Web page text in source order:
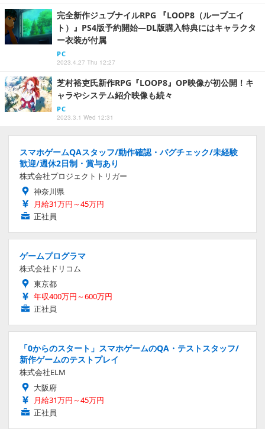
完全新作ジュブナイルRPG 『LOOP8（ループエイ
ト）』PS4版予約開始―DL版購入特典にはキャラクタ
ー衣装が付属
PC
2023.4.27 Thu 12:27
芝村裕吏氏新作RPG『LOOP8』OP映像が初公開！キ
ャラやシステム紹介映像も続々
PC
2023.3.1 Wed 12:31
スマホゲームQAスタッフ/動作確認・バグチェック/未経験
歓迎/週休2日制・賞与あり
株式会社プロジェクトトリガー
神奈川県
月給31万円～45万円
正社員
ゲームプログラマ
株式会社ドリコム
東京都
年収400万円～600万円
正社員
「0からのスタート」スマホゲームのQA・テストスタッフ/
新作ゲームのテストプレイ
株式会社ELM
大阪府
月給31万円～45万円
正社員